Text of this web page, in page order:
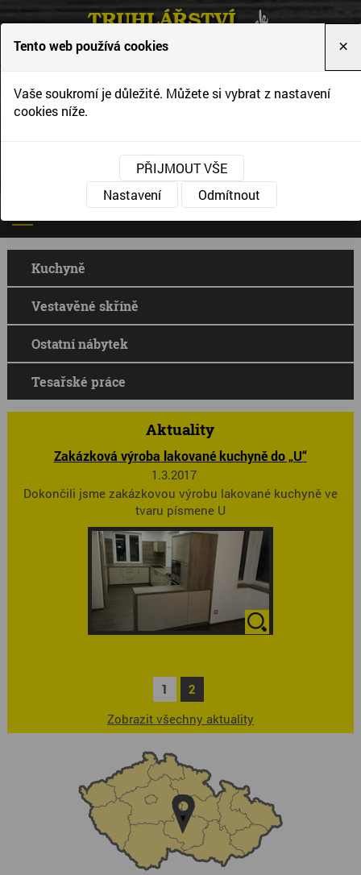
přání
Kuchyně
Vestavěné skříně
Ostatní nábytek
Tesařské práce
Aktuality
Zakázková výroba lakované kuchyně do „U“
1.3.2017
Dokončili jsme zakázkovou výrobu lakované kuchyně ve
tvaru písmene U
1
2
Zobrazit všechny aktuality
Tento web používá cookies ×
Vaše soukromí je důležité. Můžete si vybrat z nastavení
cookies níže.
PŘIJMOUT VŠE
Nastavení
Odmítnout